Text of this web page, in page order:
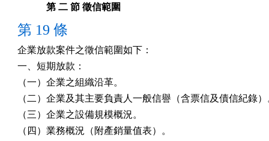
第 二 節 徵信範圍
第 19 條
企業放款案件之徵信範圍如下：
一、短期放款：
（一）企業之組織沿革。
（二）企業及其主要負責人一般信譽（含票信及債信紀錄
（三）企業之設備規模概況。
（四）業務概況（附產銷量值表）。